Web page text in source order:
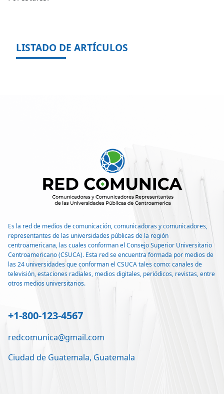
LISTADO DE ARTÍCULOS
Es la red de medios de comunicación, comunicadoras y comunicadores,
representantes de las universidades públicas de la región
centroamericana, las cuales conforman el Consejo Superior Universitario
Centroamericano (CSUCA). Esta red se encuentra formada por medios de
las 24 universidades que conforman el CSUCA tales como: canales de
televisión, estaciones radiales, medios digitales, periódicos, revistas, entre
otros medios universitarios.
+1-800-123-4567
redcomunica@gmail.com
Ciudad de Guatemala, Guatemala